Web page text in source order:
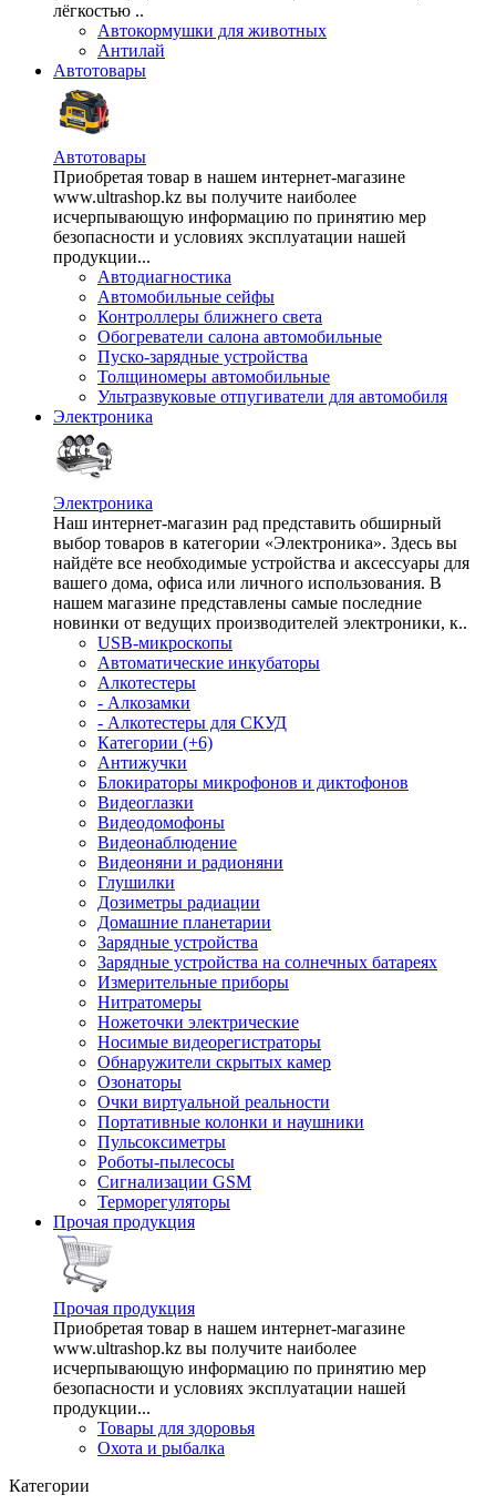
лёгкостью ..
Автокормушки для животных
Антилай
Автотовары
Автотовары
Приобретая товар в нашем интернет-магазине
www.ultrashop.kz вы получите наиболее
исчерпывающую информацию по принятию мер
безопасности и условиях эксплуатации нашей
продукции...
Автодиагностика
Автомобильные сейфы
Контроллеры ближнего света
Обогреватели салона автомобильные
Пуско-зарядные устройства
Толщиномеры автомобильные
Ультразвуковые отпугиватели для автомобиля
Электроника
Электроника
Наш интернет-магазин рад представить обширный
выбор товаров в категории «Электроника». Здесь вы
найдёте все необходимые устройства и аксессуары для
вашего дома, офиса или личного использования. В
нашем магазине представлены самые последние
новинки от ведущих производителей электроники, к..
USB-микроскопы
Автоматические инкубаторы
Алкотестеры
- Алкозамки
- Алкотестеры для СКУД
Категории (+6)
Антижучки
Блокираторы микрофонов и диктофонов
Видеоглазки
Видеодомофоны
Видеонаблюдение
Видеоняни и радионяни
Глушилки
Дозиметры радиации
Домашние планетарии
Зарядные устройства
Зарядные устройства на солнечных батареях
Измерительные приборы
Нитратомеры
Ножеточки электрические
Носимые видеорегистраторы
Обнаружители скрытых камер
Озонаторы
Очки виртуальной реальности
Портативные колонки и наушники
Пульсоксиметры
Роботы-пылесосы
Сигнализации GSM
Терморегуляторы
Прочая продукция
Прочая продукция
Приобретая товар в нашем интернет-магазине
www.ultrashop.kz вы получите наиболее
исчерпывающую информацию по принятию мер
безопасности и условиях эксплуатации нашей
продукции...
Товары для здоровья
Охота и рыбалка
Категории